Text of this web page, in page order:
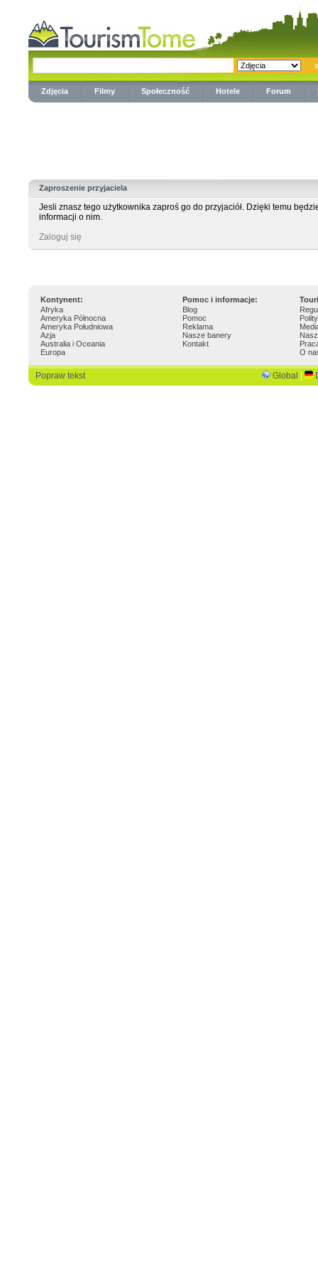
Zdjęcia Filmy Społeczność Hotele Forum
Zaproszenie przyjaciela
Jesli znasz tego użytkownika zaproś go do przyjaciół. Dzięki temu
informacji o nim.
Zaloguj się
Kontynent: Pomoc i informacje:
Afryka
Ameryka Północna
Ameryka Południowa
Azja
Australia i Oceania
Europa
Blog
Pomoc
Reklama
Nasze banery
Kontakt
O
Popraw tekst Global